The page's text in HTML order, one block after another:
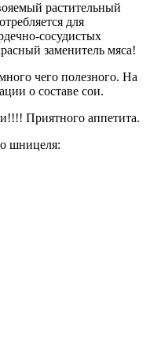
растительный
для
сосудистых
заменитель мяса!
чего полезного. На
о составе сои.
Приятного аппетита.
шницеля: